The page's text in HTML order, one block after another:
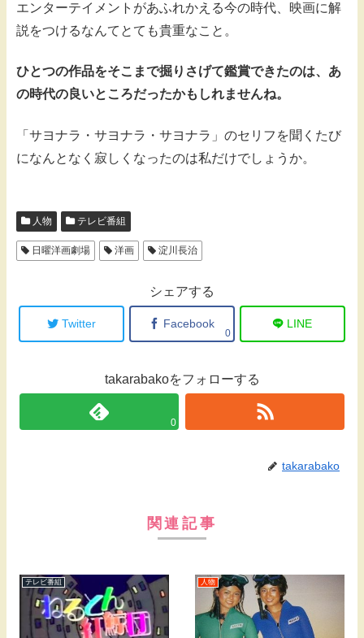
エンターテイメントがあふれかえる今の時代、映画に解
説をつけるなんてとても貴重なこと。
ひとつの作品をそこまで掘りさげて鑑賞できたのは、あ
の時代の良いところだったかもしれませんね。
「サヨナラ・サヨナラ・サヨナラ」のセリフを聞くたび
になんとなく寂しくなったのは私だけでしょうか。
人物 テレビ番組
日曜洋画劇場 洋画 淀川長治
シェアする
Twitter Facebook
0
LINE
takarabakoをフォローする
0
takarabako
関連記事
テレビ番組 人物